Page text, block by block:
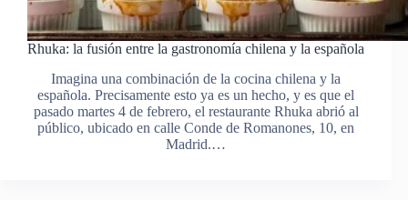
Rhuka: la fusión entre la gastronomía chilena y la española
Imagina una combinación de la cocina chilena y la
española. Precisamente esto ya es un hecho, y es que el
pasado martes 4 de febrero, el restaurante Rhuka abrió al
público, ubicado en calle Conde de Romanones, 10, en
Madrid.…